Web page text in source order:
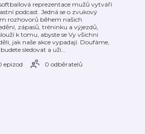
reprezentace mužů vytváří
podcast. Jedná se o zvukový
rozhovorů během našich
zápasů, tréninku a výjezdů,
k tomu, abyste se Vy všichni
jak naše akce vypadají. Doufáme,
sledovat a uži…
epizod
0 odběratelů